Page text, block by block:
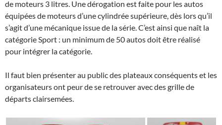
de moteurs 3 litres. Une dérogation est faite pour les autos
équipées de moteurs d’une cylindrée supérieure, dès lors qu’il
s’agit d’une mécanique issue de la série. C’est ainsi que naît la
catégorie Sport : un minimum de 50 autos doit être réalisé
pour intégrer la catégorie.
Il faut bien présenter au public des plateaux conséquents et les
organisateurs ont peur de se retrouver avec des grille de
départs clairsemées.